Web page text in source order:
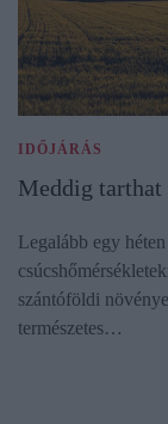
IDŐJÁRÁS
Meddig tarthat
Legalább egy
szántóföldi
természetes…